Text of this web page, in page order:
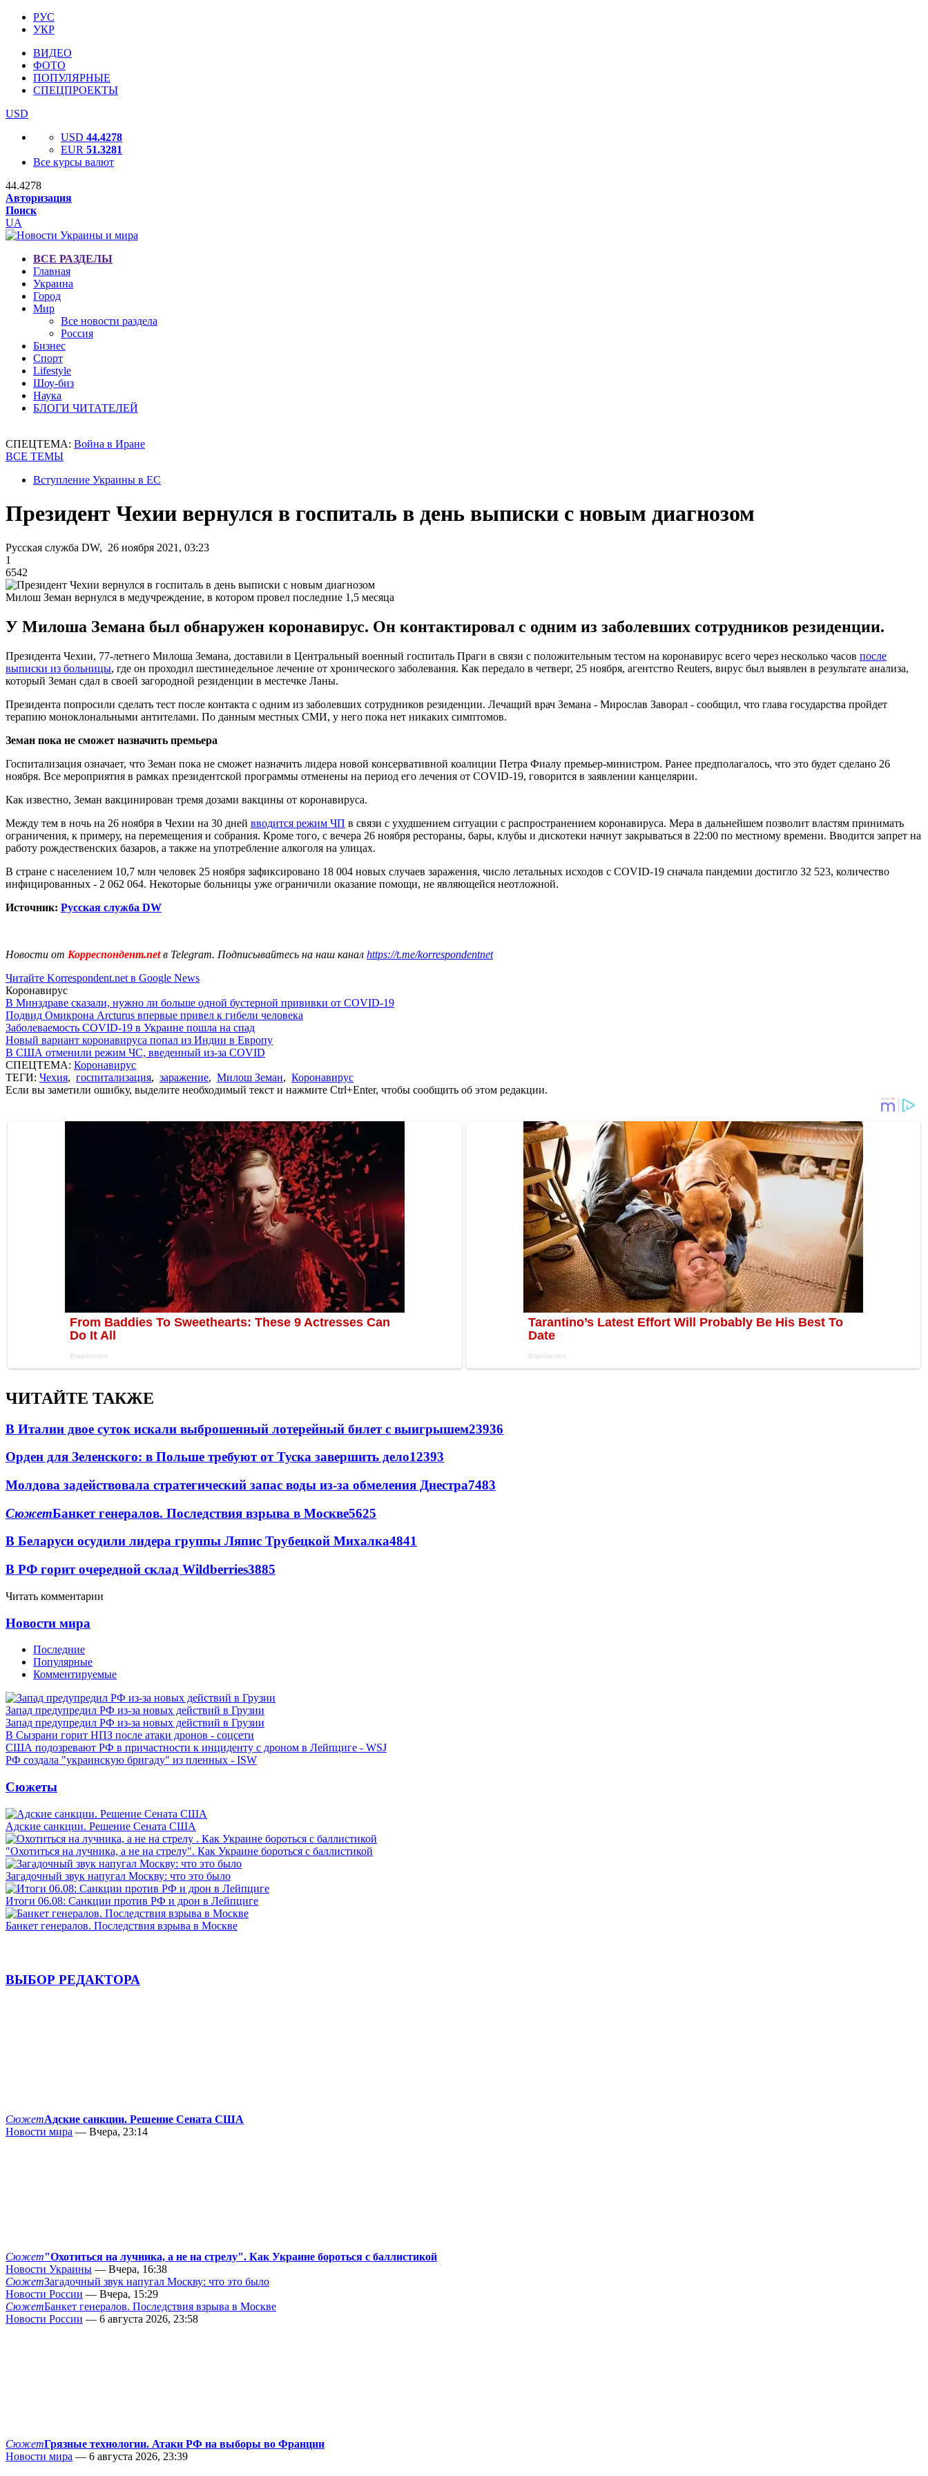
РУС
УКР
ВИДЕО
ФОТО
ПОПУЛЯРНЫЕ
СПЕЦПРОЕКТЫ
USD
USD 44.4278
EUR 51.3281
Все курсы валют
44.4278
Авторизация
Поиск
UA
ВСЕ РАЗДЕЛЫ
Главная
Украина
Город
Мир
Все новости раздела
Россия
Бизнес
Спорт
Lifestyle
Шоу-биз
Наука
БЛОГИ ЧИТАТЕЛЕЙ
СПЕЦТЕМА: Война в Иране
ВСЕ ТЕМЫ
Вступление Украины в ЕС
Президент Чехии вернулся в госпиталь в день выписки с новым диагнозом
Русская служба DW, 26 ноября 2021, 03:23
1
6542
Милош Земан вернулся в медучреждение, в котором провел последние 1,5 месяца
У Милоша Земана был обнаружен коронавирус. Он контактировал с одним из заболевших сотрудников резиденции.
Президента Чехии, 77-летнего Милоша Земана, доставили в Центральный военный госпиталь Праги в связи с положительным тестом на коронавирус всего через несколько часов после
выписки из больницы, где он проходил шестинедельное лечение от хронического заболевания. Как передало в четверг, 25 ноября, агентство Reuters, вирус был выявлен в результате анализа,
который Земан сдал в своей загородной резиденции в местечке Ланы.
Президента попросили сделать тест после контакта с одним из заболевших сотрудников резиденции. Лечащий врач Земана - Мирослав Заворал - сообщил, что глава государства пройдет
терапию моноклональными антителами. По данным местных СМИ, у него пока нет никаких симптомов.
Земан пока не сможет назначить премьера
Госпитализация означает, что Земан пока не сможет назначить лидера новой консервативной коалиции Петра Фиалу премьер-министром. Ранее предполагалось, что это будет сделано 26
ноября. Все мероприятия в рамках президентской программы отменены на период его лечения от COVID-19, говорится в заявлении канцелярии.
Как известно, Земан вакцинирован тремя дозами вакцины от коронавируса.
Между тем в ночь на 26 ноября в Чехии на 30 дней вводится режим ЧП в связи с ухудшением ситуации с распространением коронавируса. Мера в дальнейшем позволит властям принимать
ограничения, к примеру, на перемещения и собрания. Кроме того, с вечера 26 ноября рестораны, бары, клубы и дискотеки начнут закрываться в 22:00 по местному времени. Вводится запрет на
работу рождественских базаров, а также на употребление алкоголя на улицах.
В стране с населением 10,7 млн человек 25 ноября зафиксировано 18 004 новых случаев заражения, число летальных исходов с COVID-19 сначала пандемии достигло 32 523, количество
инфицированных - 2 062 064. Некоторые больницы уже ограничили оказание помощи, не являющейся неотложной.
Источник: Русская служба DW
Новости от Корреспондент.netв Telegram. Подписывайтесь на наш канал https://t.me/korrespondentnet
Читайте Korrespondent.net в Google News
Коронавирус
В Минздраве сказали, нужно ли больше одной бустерной прививки от COVID-19
Подвид Омикрона Arcturus впервые привел к гибели человека
Заболеваемость COVID-19 в Украине пошла на спад
Новый вариант коронавируса попал из Индии в Европу
В США отменили режим ЧС, введенный из-за COVID
СПЕЦТЕМА: Коронавирус
ТЕГИ: Чехия, госпитализация, заражение, Милош Земан, Коронавирус
Если вы заметили ошибку, выделите необходимый текст и нажмите Ctrl+Enter, чтобы сообщить об этом редакции.
ЧИТАЙТЕ ТАКЖЕ
В Италии двое суток искали выброшенный лотерейный билет с выигрышем23936
Орден для Зеленского: в Польше требуют от Туска завершить дело12393
Молдова задействовала стратегический запас воды из-за обмеления Днестра7483
СюжетБанкет генералов. Последствия взрыва в Москве5625
В Беларуси осудили лидера группы Ляпис Трубецкой Михалка4841
В РФ горит очередной склад Wildberries3885
Читать комментарии
Новости мира
Последние
Популярные
Комментируемые
Запад предупредил РФ из-за новых действий в Грузии
Запад предупредил РФ из-за новых действий в Грузии
В Сызрани горит НПЗ после атаки дронов - соцсети
США подозревают РФ в причастности к инциденту с дроном в Лейпциге - WSJ
РФ создала "украинскую бригаду" из пленных - ISW
Сюжеты
Адские санкции. Решение Сената США
"Охотиться на лучника, а не на стрелу". Как Украине бороться с баллистикой
Загадочный звук напугал Москву: что это было
Итоги 06.08: Санкции против РФ и дрон в Лейпциге
Банкет генералов. Последствия взрыва в Москве
ВЫБОР РЕДАКТОРА
СюжетАдские санкции. Решение Сената США
Новости мира — Вчера, 23:14
Сюжет"Охотиться на лучника, а не на стрелу". Как Украине бороться с баллистикой
Новости Украины — Вчера, 16:38
СюжетЗагадочный звук напугал Москву: что это было
Новости России — Вчера, 15:29
СюжетБанкет генералов. Последствия взрыва в Москве
Новости России — 6 августа 2026, 23:58
СюжетГрязные технологии. Атаки РФ на выборы во Франции
Новости мира — 6 августа 2026, 23:39